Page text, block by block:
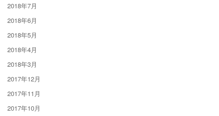
2018年7月
2018年6月
2018年5月
2018年4月
2018年3月
2017年12月
2017年11月
2017年10月